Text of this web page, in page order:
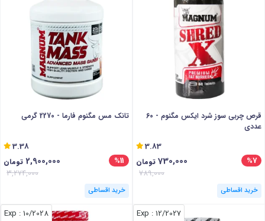
قرص چربی سوز شرد ایکس مگنوم - 60
عددی
3.83
%7
730,000 تومان
789,000
خرید اقساطی
تانک مس مگنوم فارما - 2270 گرمی
3.38
%11
2,900,000 تومان
3,274,000
خرید اقساطی
12/2027
: Exp
10/2028
: Exp